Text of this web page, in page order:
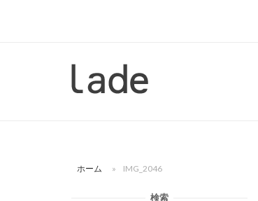
ー
ホーム » IMG_2046
検索